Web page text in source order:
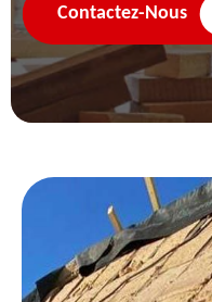
Contactez-Nous